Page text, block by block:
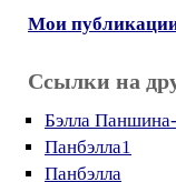
Мои
Ссылки на
Бэлла
Панбэлла1
Панбэлла